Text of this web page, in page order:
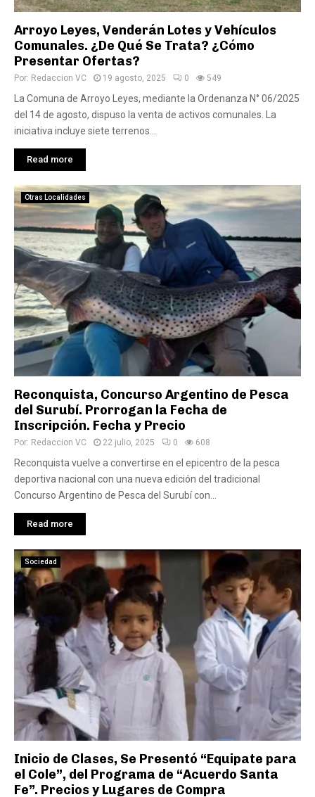
Arroyo Leyes, Venderán Lotes y Vehículos
Comunales. ¿De Qué Se Trata? ¿Cómo
Presentar Ofertas?
Por: Redaccion VC 19 agosto, 2025 0 549
La Comuna de Arroyo Leyes, mediante la Ordenanza N° 06/2025
del 14 de agosto, dispuso la venta de activos comunales. La
iniciativa incluye siete terrenos...
Read more
Otras Localidades
Reconquista, Concurso Argentino de Pesca
del Surubí. Prorrogan la Fecha de
Inscripción. Fecha y Precio
Por: Redaccion VC 22 julio, 2025 0 608
Reconquista vuelve a convertirse en el epicentro de la pesca
deportiva nacional con una nueva edición del tradicional
Concurso Argentino de Pesca del Surubí con...
Read more
Sociedad
Inicio de Clases, Se Presentó “Equipate para
el Cole”, del Programa de “Acuerdo Santa
Fe”. Precios y Lugares de Compra